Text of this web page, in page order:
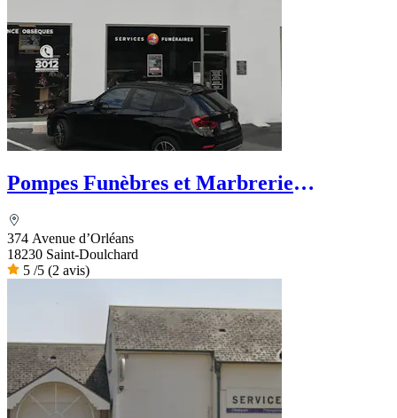
Pompes Funèbres et Marbrerie
374 Avenue d’Orléans
18230 Saint-Doulchard
5 /5 (2 avis)